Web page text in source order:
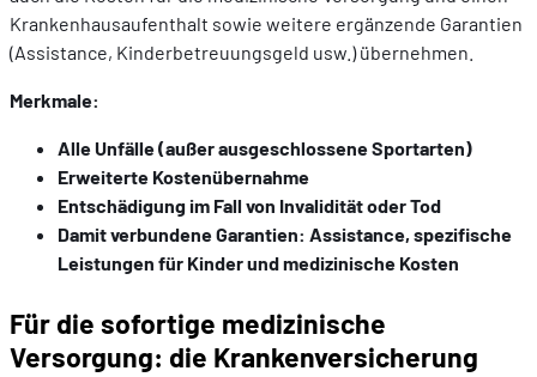
Krankenhausaufenthalt sowie weitere ergänzende Garantien
(Assistance, Kinderbetreuungsgeld usw.) übernehmen.
Merkmale:
Alle Unfälle (außer ausgeschlossene Sportarten)
Erweiterte Kostenübernahme
Entschädigung im Fall von Invalidität oder Tod
Damit verbundene Garantien: Assistance, spezifische
Leistungen für Kinder und medizinische Kosten
Für die sofortige medizinische
Versorgung: die Krankenversicherung